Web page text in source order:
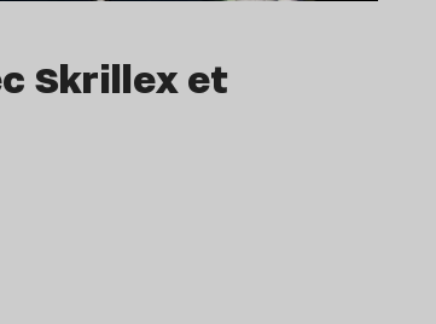
Skrillex et